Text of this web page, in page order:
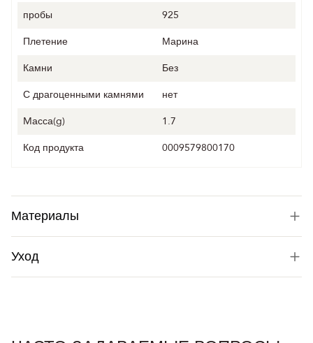
пробы
925
Плетение
Марина
Камни
Без
С драгоценными камнями
нет
Mасса(g)
1.7
Код продукта
0009579800170
Материалы
Уход